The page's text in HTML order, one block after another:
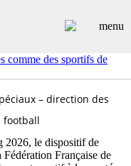
comme des sportifs de
– direction des
football
2026, le dispositif de
Fédération Française de